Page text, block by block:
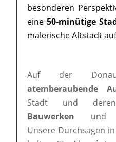
besonderen
eine 50-minütige
malerische Altstadt
Auf der
atemberaubende
Stadt und
Bauwerken und
Unsere Durchsagen